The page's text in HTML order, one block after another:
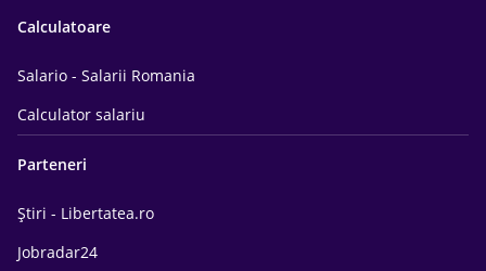
Calculatoare
Salario - Salarii Romania
Calculator salariu
Parteneri
Știri - Libertatea.ro
Jobradar24